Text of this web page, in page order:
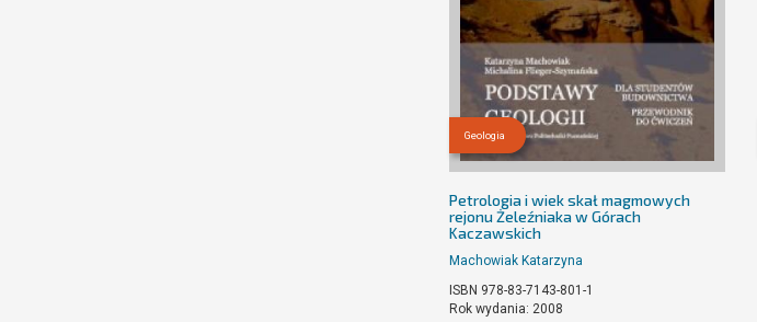
Geologia
Petrologia i wiek skał magmowych
rejonu Żeleźniaka w Górach
Kaczawskich
Machowiak Katarzyna
ISBN 978-83-7143-801-1
Rok wydania: 2008